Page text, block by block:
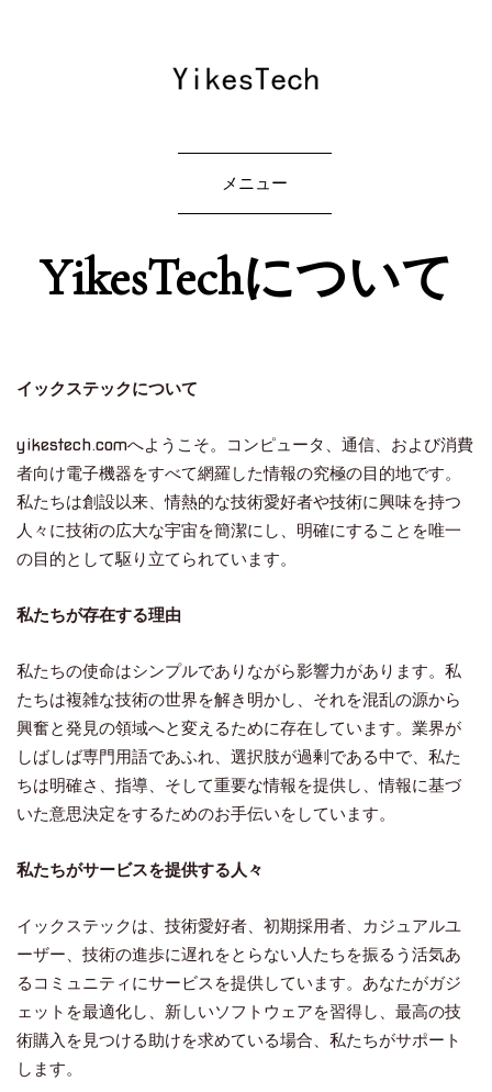
メニュー
YikesTechについて
イックステックについて
yikestech.comへようこそ。コンピュータ、通信、および消費
者向け電子機器をすべて網羅した情報の究極の目的地です。
私たちは創設以来、情熱的な技術愛好者や技術に興味を持つ
人々に技術の広大な宇宙を簡潔にし、明確にすることを唯一
の目的として駆り立てられています。
私たちが存在する理由
私たちの使命はシンプルでありながら影響力があります。私
たちは複雑な技術の世界を解き明かし、それを混乱の源から
興奮と発見の領域へと変えるために存在しています。業界が
しばしば専門用語であふれ、選択肢が過剰である中で、私た
ちは明確さ、指導、そして重要な情報を提供し、情報に基づ
いた意思決定をするためのお手伝いをしています。
私たちがサービスを提供する人々
イックステックは、技術愛好者、初期採用者、カジュアルユ
ーザー、技術の進歩に遅れをとらない人たちを振るう活気あ
るコミュニティにサービスを提供しています。あなたがガジ
ェットを最適化し、新しいソフトウェアを習得し、最高の技
術購入を見つける助けを求めている場合、私たちがサポート
します。